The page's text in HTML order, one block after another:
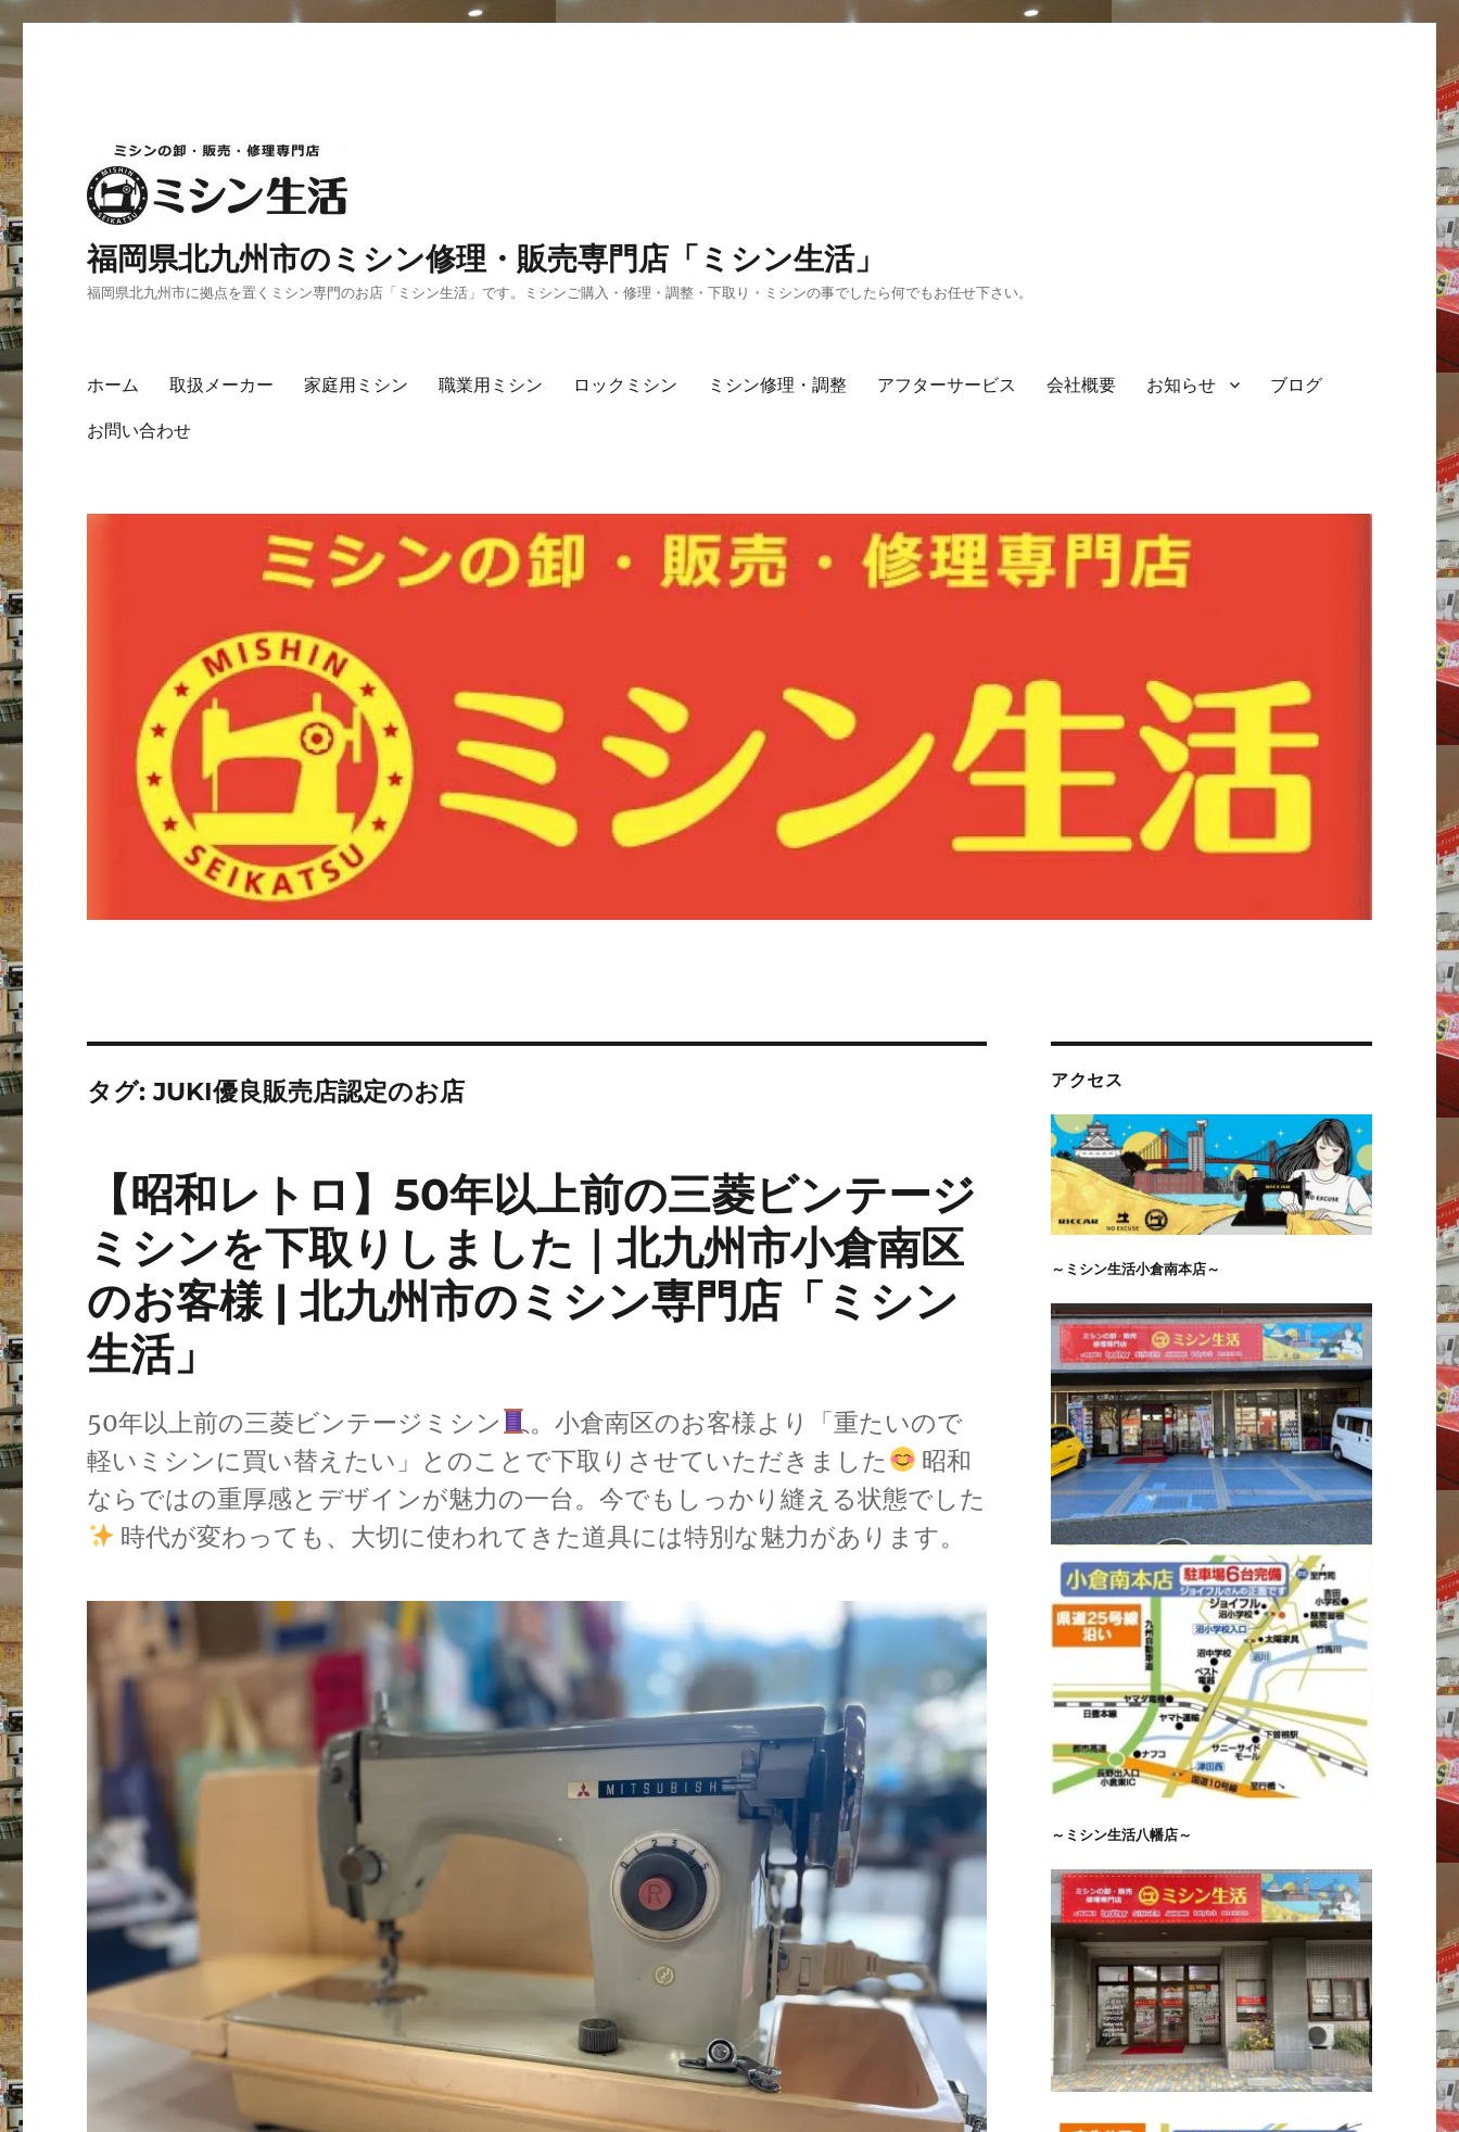
福岡県北九州市のミシン修理・販売専門店「ミシン生活」
福岡県北九州市に拠点を置くミシン専門のお店「ミシン生活」です。ミシンご購入・修理・調整・下取り・ミシンの事でしたら何でもお任せ下さい。
ホーム 取扱メーカー 家庭用ミシン 職業用ミシン ロックミシン ミシン修理・調整 アフターサービス 会社概要 お知らせ ブログ
お問い合わせ
タグ:JUKI優良販売店認定のお店
【昭和レトロ】50年以上前の三菱ビンテージ
ミシンを下取りしました｜北九州市小倉南区
のお客様 | 北九州市のミシン専門店「ミシン
生活」
50年以上前の三菱ビンテージミシン
。小倉南区のお客様より「重たいので
軽いミシンに買い替えたい」とのことで下取りさせていただきました
昭和
ならではの重厚感とデザインが魅力の一台。今でもしっかり縫える状態でした
時代が変わっても、大切に使われてきた道具には特別な魅力があります。
アクセス
～ミシン生活小倉南本店～
～ミシン生活八幡店～